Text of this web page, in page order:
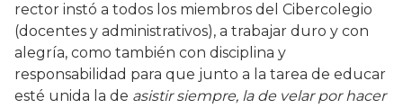
rector instó a todos los miembros del Cibercolegio
(docentes y administrativos), a trabajar duro y con
alegría, como también con disciplina y
responsabilidad para que junto a la tarea de educar
esté unida la de asistir siempre, la de velar por hacer